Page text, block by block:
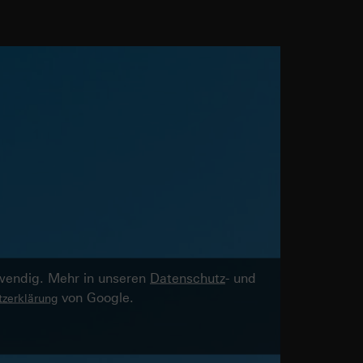
Mehr in unseren Datenschutz- und
von Google.